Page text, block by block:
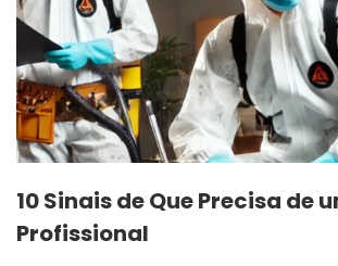
10 Sinais de Que Precisa de
Profissional